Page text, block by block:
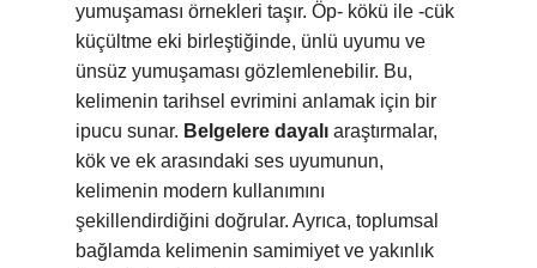
yumuşaması örnekleri taşır. Öp- kökü ile -cük
küçültme eki birleştiğinde, ünlü uyumu ve
ünsüz yumuşaması gözlemlenebilir. Bu,
kelimenin tarihsel evrimini anlamak için bir
ipucu sunar. Belgelere dayalı araştırmalar,
kök ve ek arasındaki ses uyumunun,
kelimenin modern kullanımını
şekillendirdiğini doğrular. Ayrıca, toplumsal
bağlamda kelimenin samimiyet ve yakınlık